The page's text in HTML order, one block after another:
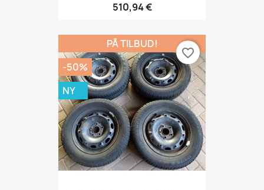
510,94 €
PÅ TILBUD!
-50%
NY
favorite_border